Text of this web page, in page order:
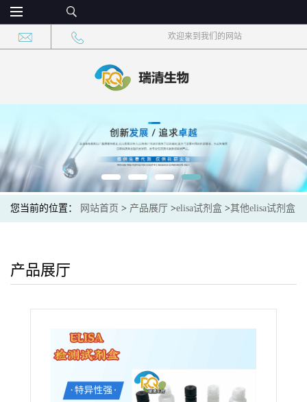
欢迎来到我们的网站
您当前的位置： 网站首页 > 产品展厅 >elisa试剂盒 >其他elisa试剂盒
产品展厅